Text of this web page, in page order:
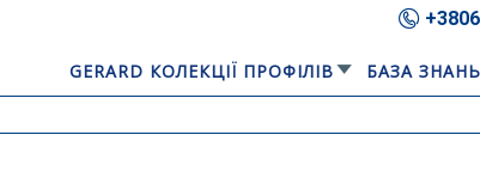
GERARD КОЛЕКЦІЇ ПРОФІЛІВ БАЗА ЗНАНЬ